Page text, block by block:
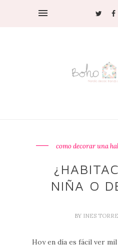
como decorar una
NIÑA O
BY INES
Hoy en día es fácil ver